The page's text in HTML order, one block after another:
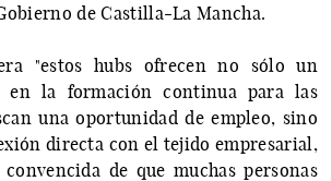
de Castilla-La Mancha.
"estos hubs ofrecen no sólo un
en la formación continua para las
una oportunidad de empleo, sino
directa con el tejido empresarial,
de que muchas personas